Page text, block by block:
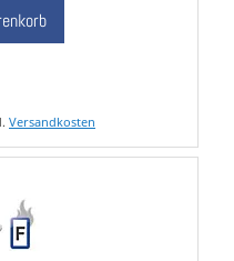
Versandkosten